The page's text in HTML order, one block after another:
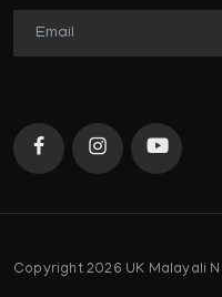
Copyright 2026 UK Malayali